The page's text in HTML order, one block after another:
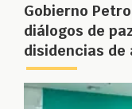
Gobierno
diálogos de
disidencias de